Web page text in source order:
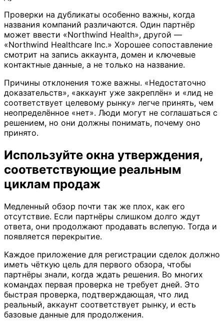
Проверки на дубликаты особенно важны, когда
названия компаний различаются. Один партнёр
может ввести «Northwind Health», другой —
«Northwind Healthcare Inc.» Хорошее сопоставление
смотрит на запись аккаунта, домен и ключевые
контактные данные, а не только на название.
Причины отклонения тоже важны. «Недостаточно
доказательств», «аккаунт уже закреплён» и «лид не
соответствует целевому рынку» легче принять, чем
неопределённое «нет». Люди могут не соглашаться с
решением, но они должны понимать, почему оно
принято.
Используйте окна утверждения,
соответствующие реальным
циклам продаж
Медленный обзор почти так же плох, как его
отсутствие. Если партнёры слишком долго ждут
ответа, они продолжают продавать вслепую. Тогда и
появляется перекрытие.
Каждое приложение для регистрации сделок должно
иметь чёткую цель для первого обзора, чтобы
партнёры знали, когда ждать решения. Во многих
командах первая проверка не требует дней. Это
быстрая проверка, подтверждающая, что лид
реальный, аккаунт соответствует рынку, и есть
базовые данные для продолжения.